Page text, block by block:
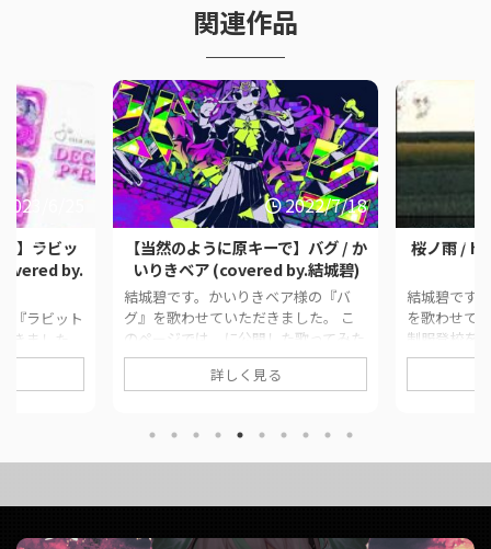
関連作品
2023/6/25
】ラビッ
by.
『ラビット
ました。
れた歌って
ール /
stat
2022/7/18
【当然のように原キーで】バグ / か
いりきベア (covered by.結城碧)
結城碧です。かいりきベア様の『バ
グ』を歌わせていただきました。 こ
のページでは、に公開した歌ってみた
動画の情報や公式リンクをまとめてい
ます。 ■ 作品情報 Originalバグ / かい
然のように原キーで】バグ / かいりき
ベア (covered by.結城碧)
us/1548970839525232640
詳しく見る
桜ノ雨 /
結城碧です
を歌わせて
制服登校を
い気持ちに
す様 ■ 動画
https://